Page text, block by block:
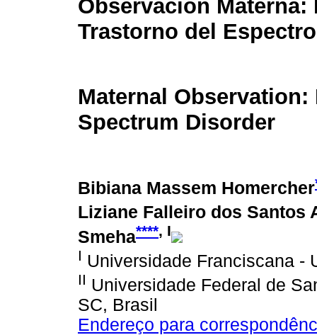
Observación
Trastorno del
Maternal
Spectrum Disorder
Bibiana Massem Homercher
Liziane Falleiro dos Santos
Smeha****, I
I Universidade Franciscana -
II Universidade Federal de
SC, Brasil
Endereço para